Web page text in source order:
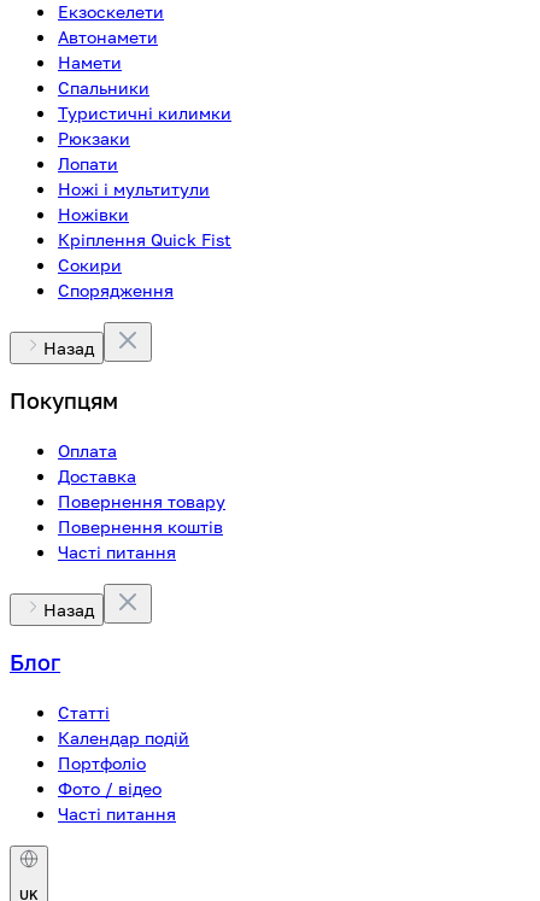
Екзоскелети
Автонамети
Намети
Спальники
Туристичні килимки
Рюкзаки
Лопати
Ножі і мультитули
Ножівки
Кріплення Quick Fist
Сокири
Спорядження
Назад
Покупцям
Оплата
Доставка
Повернення товару
Повернення коштів
Часті питання
Назад
Блог
Статті
Календар подій
Портфоліо
Фото / відео
Часті питання
UK